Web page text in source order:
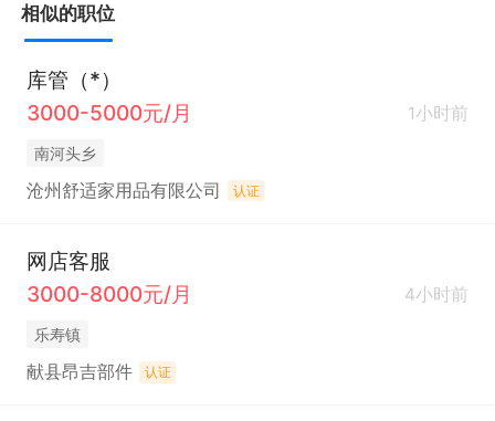
相似的职位
库管（*）
3000-5000元/月
1小时前
南河头乡
沧州舒适家用品有限公司 认证
网店客服
3000-8000元/月
4小时前
乐寿镇
献县昂吉部件 认证